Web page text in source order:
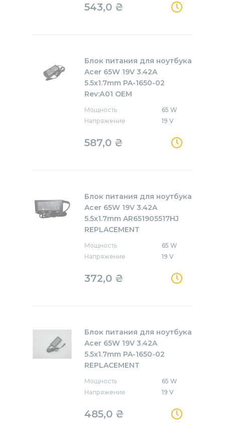
543,0 ₴
Блок питания для ноутбука
Acer 65W 19V 3.42A
5.5x1.7mm PA-1650-02
Rev:А01 OEM
Мощность
65 W
Напряжение
19 V
587,0 ₴
Блок питания для ноутбука
Acer 65W 19V 3.42A
5.5x1.7mm AR651905517HJ
REPLACEMENT
Мощность
65 W
Напряжение
19 V
372,0 ₴
Блок питания для ноутбука
Acer 65W 19V 3.42A
5.5x1.7mm PA-1650-02
REPLACEMENT
Мощность
65 W
Напряжение
19 V
485,0 ₴